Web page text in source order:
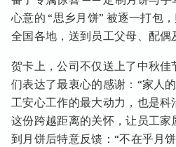
心意的 “思乡月饼” 被逐一打包
全国各地，送到员工父母、配偶
贺卡上，公司不仅送上了中秋
们表达了最衷心的感谢：“家人
工安心工作的最大动力，也是科
这份跨越距离的关怀，让员工
到月饼后特意反馈：“不在乎月